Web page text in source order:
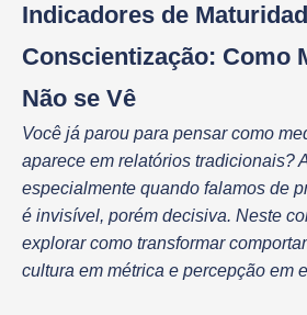
Indicadores de
Conscientização: Como
Não se Vê
Você já parou para pensar como
aparece em relatórios tradicionais?
especialmente quando falamos de
é invisível, porém decisiva. Neste
explorar como transformar
cultura em métrica e percepção em